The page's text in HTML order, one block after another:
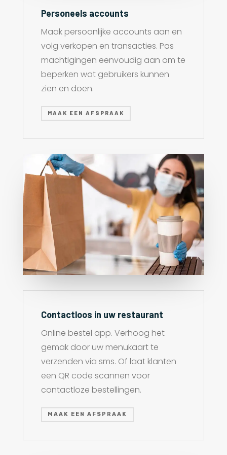
Personeels accounts
Maak persoonlijke accounts aan en
volg verkopen en transacties. Pas
machtigingen eenvoudig aan om te
beperken wat gebruikers kunnen
zien en doen.
MAAK EEN AFSPRAAK
Contactloos in uw restaurant
Online bestel app. Verhoog het
gemak door uw menukaart te
verzenden via sms. Of laat klanten
een QR code scannen voor
contactloze bestellingen.
MAAK EEN AFSPRAAK